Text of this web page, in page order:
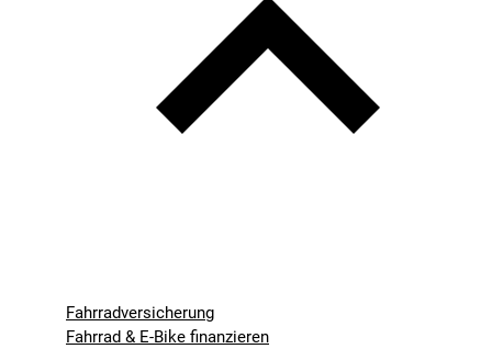
Fahrradversicherung
Fahrrad & E-Bike finanzieren